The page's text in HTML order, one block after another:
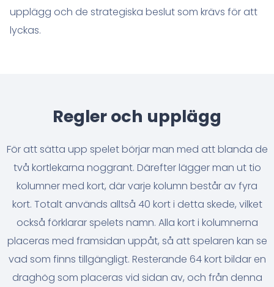
upplägg och de strategiska beslut som krävs för att
lyckas.
Regler och upplägg
För att sätta upp spelet börjar man med att blanda de
två kortlekarna noggrant. Därefter lägger man ut tio
kolumner med kort, där varje kolumn består av fyra
kort. Totalt används alltså 40 kort i detta skede, vilket
också förklarar spelets namn. Alla kort i kolumnerna
placeras med framsidan uppåt, så att spelaren kan se
vad som finns tillgängligt. Resterande 64 kort bildar en
draghög som placeras vid sidan av, och från denna